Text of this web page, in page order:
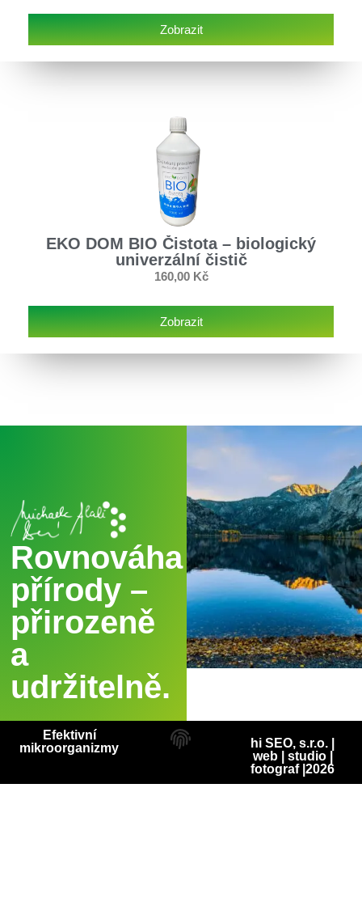
Zobrazit
EKO DOM BIO Čistota – biologický
univerzální čistič
160,00 Kč
Zobrazit
Rovnováha
přírody –
přirozeně
a
udržitelně.
hi SEO, s.r.o. |
web| studio|
fotograf|2026
Efektivní
mikroorganizmy